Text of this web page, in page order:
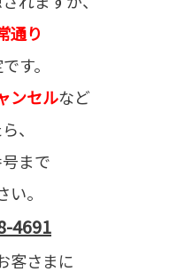
通り
す。
ンセルなど
、
まで
。
4691
客さまに